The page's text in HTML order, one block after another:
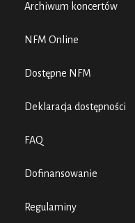
Archiwum koncertów
NFM Online
Dostępne NFM
Deklaracja dostępności
FAQ
Dofinansowanie
Regulaminy